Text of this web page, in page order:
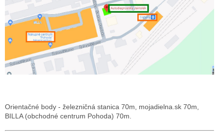
Orientačné body - železničná stanica 70m, mojadielna.sk 70m,
BILLA (obchodné centrum Pohoda) 70m.